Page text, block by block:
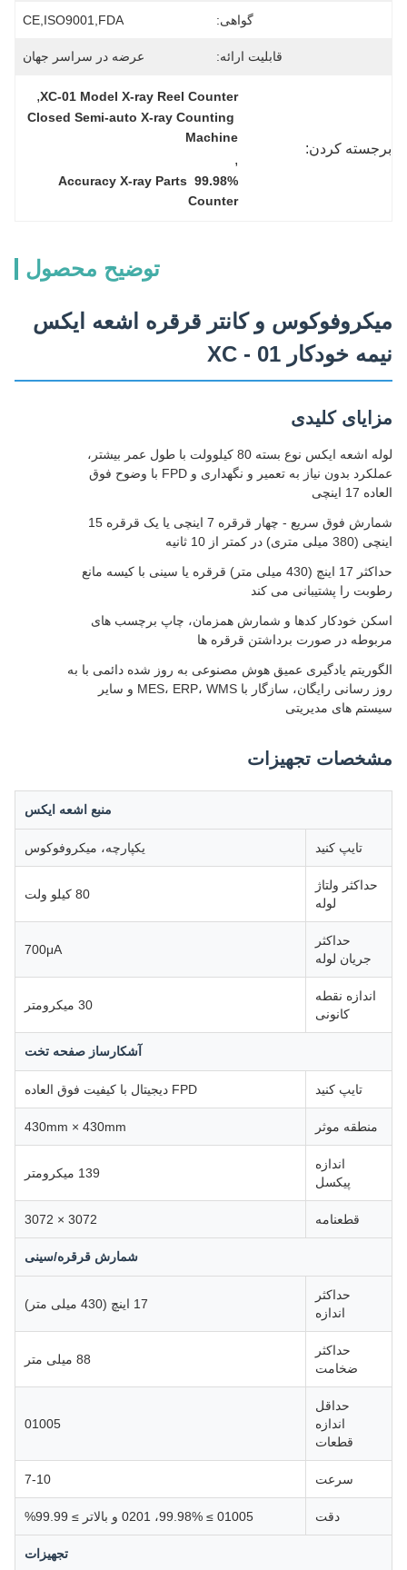
گواهی: CE,ISO9001,FDA
قابلیت ارائه: عرضه در سراسر جهان
برجسته کردن:
XC-01 Model X-ray Reel Counter
,
Closed Semi-auto X-ray Counting
Machine
,
99.98% Accuracy X-ray Parts
Counter
توضیح محصول
میکروفوکوس و کانتر قرقره اشعه ایکس
نیمه خودکار XC - 01
مزایای کلیدی
لوله اشعه ایکس نوع بسته 80 کیلوولت با طول عمر بیشتر،
عملکرد بدون نیاز به تعمیر و نگهداری و FPD با وضوح فوق
العاده 17 اینچی
شمارش فوق سریع - چهار قرقره 7 اینچی یا یک قرقره 15
اینچی (380 میلی متری) در کمتر از 10 ثانیه
حداکثر 17 اینچ (430 میلی متر) قرقره یا سینی با کیسه مانع
رطوبت را پشتیبانی می کند
اسکن خودکار کدها و شمارش همزمان، چاپ برچسب های
مربوطه در صورت برداشتن قرقره ها
الگوریتم یادگیری عمیق هوش مصنوعی به روز شده دائمی با به
روز رسانی رایگان، سازگار با MES، ERP، WMS و سایر
سیستم های مدیریتی
مشخصات تجهیزات
منبع اشعه ایکس
تایپ کنید یکپارچه، میکروفوکوس
حداکثر ولتاژ
لوله
80 کیلو ولت
حداکثر
جریان لوله
700μA
اندازه نقطه
کانونی
30 میکرومتر
آشکارساز صفحه تخت
تایپ کنید FPD دیجیتال با کیفیت فوق العاده
منطقه موثر 430mm × 430mm
اندازه
پیکسل
139 میکرومتر
قطعنامه 3072 × 3072
شمارش قرقره/سینی
حداکثر
اندازه
17 اینچ (430 میلی متر)
حداکثر
ضخامت
88 میلی متر
حداقل
اندازه
قطعات
01005
سرعت 7-10
دقت 01005 ≥ 99.98%، 0201 و بالاتر ≥ 99.99%
تجهیزات